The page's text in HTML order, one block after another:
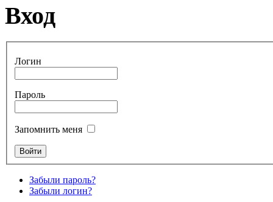
Вход
Логин
Пароль
Запомнить меня
Забыли пароль?
Забыли логин?